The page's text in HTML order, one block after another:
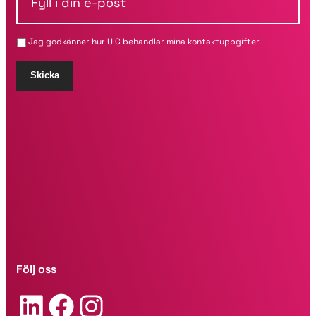
i
d
n
Jag godkänner hur UIC behandlar mina kontaktuppgifter.
Skicka
Följ oss
LinkedIn Facebook Instagram